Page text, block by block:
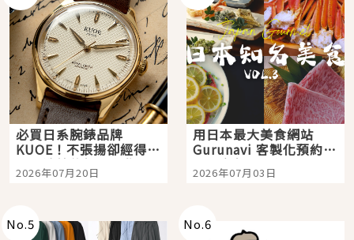
必買日系腕錶品牌
KUOE！不張揚卻經得起
時間洗鍊的經典之作五
選
2026年07月20日
用日本最大美食網站
Gurunavi 客製化預約九
大都市餐廳，打造專屬
美食體驗！
2026年07月03日
No.5 No.6